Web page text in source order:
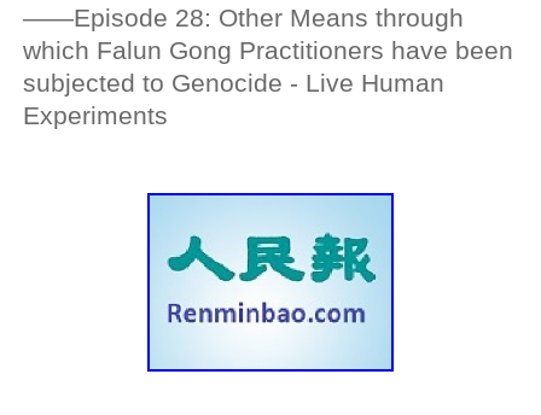
——Episode 28: Other Means through
which Falun Gong Practitioners have been
subjected to Genocide - Live Human
Experiments